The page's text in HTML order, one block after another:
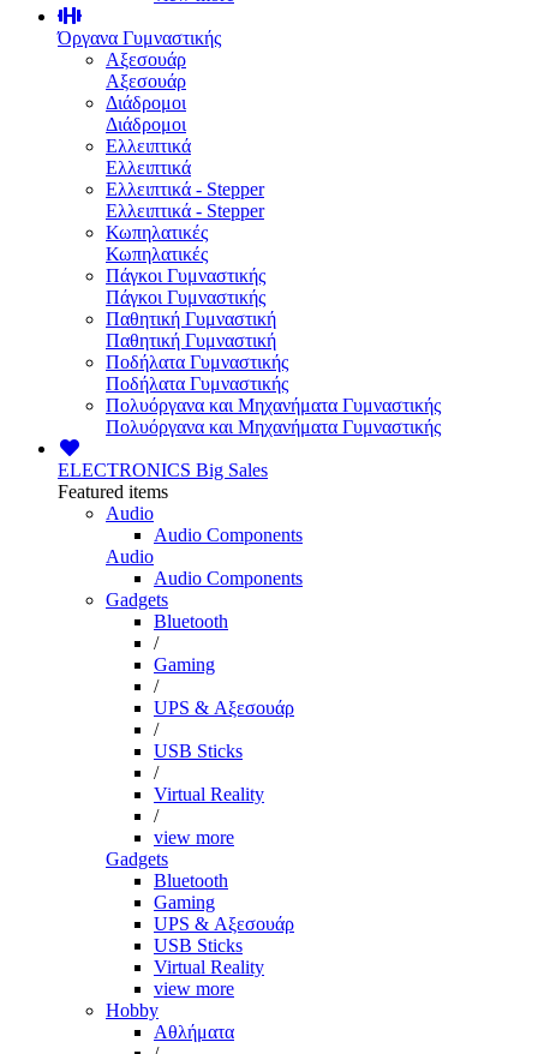
Όργανα Γυμναστικής
Αξεσουάρ
Αξεσουάρ
Διάδρομοι
Διάδρομοι
Ελλειπτικά
Ελλειπτικά
Ελλειπτικά - Stepper
Ελλειπτικά - Stepper
Κωπηλατικές
Κωπηλατικές
Πάγκοι Γυμναστικής
Πάγκοι Γυμναστικής
Παθητική Γυμναστική
Παθητική Γυμναστική
Ποδήλατα Γυμναστικής
Ποδήλατα Γυμναστικής
Πολυόργανα και Μηχανήματα Γυμναστικής
Πολυόργανα και Μηχανήματα Γυμναστικής
ELECTRONICS Big Sales
Featured items
Audio
Audio Components
Audio
Audio Components
Gadgets
Bluetooth
/
Gaming
/
UPS & Αξεσουάρ
/
USB Sticks
/
Virtual Reality
/
view more
Gadgets
Bluetooth
Gaming
UPS & Αξεσουάρ
USB Sticks
Virtual Reality
view more
Hobby
Αθλήματα